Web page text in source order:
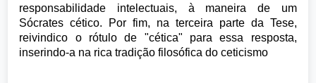
responsabilidade intelectuais, à maneira de um
Sócrates cético. Por fim, na terceira parte da Tese,
reivindico o rótulo de "cética" para essa resposta,
inserindo-a na rica tradição filosófica do ceticismo